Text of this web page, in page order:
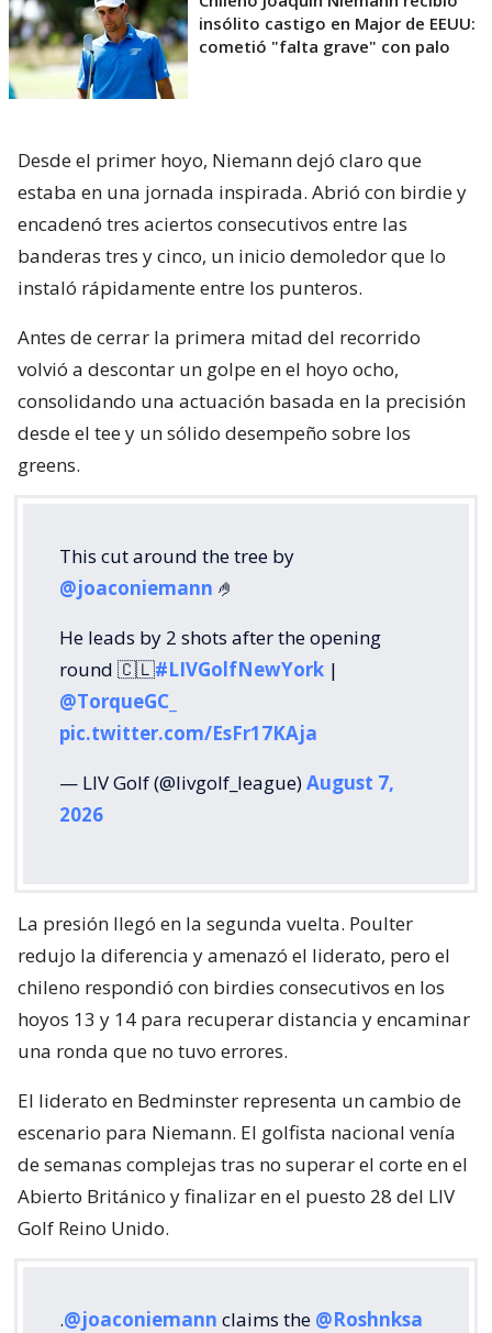
insólito castigo en Major de EEUU:
cometió "falta grave" con palo
Desde el primer hoyo, Niemann dejó claro que
estaba en una jornada inspirada. Abrió con birdie y
encadenó tres aciertos consecutivos entre las
banderas tres y cinco, un inicio demoledor que lo
instaló rápidamente entre los punteros.
Antes de cerrar la primera mitad del recorrido
volvió a descontar un golpe en el hoyo ocho,
consolidando una actuación basada en la precisión
desde el tee y un sólido desempeño sobre los
greens.
This cut around the tree by
@joaconiemann 🤌
He leads by 2 shots after the opening
round 🇨🇱#LIVGolfNewYork |
@TorqueGC_
pic.twitter.com/EsFr17KAja
— LIV Golf (@livgolf_league)August 7,
2026
La presión llegó en la segunda vuelta. Poulter
redujo la diferencia y amenazó el liderato, pero el
chileno respondió con birdies consecutivos en los
hoyos 13 y 14 para recuperar distancia y encaminar
una ronda que no tuvo errores.
El liderato en Bedminster representa un cambio de
escenario para Niemann. El golfista nacional venía
de semanas complejas tras no superar el corte en el
Abierto Británico y finalizar en el puesto 28 del LIV
Golf Reino Unido.
.@joaconiemann claims the @Roshnksa